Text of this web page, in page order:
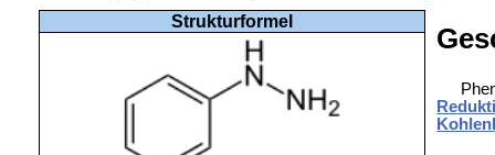
Strukturformel